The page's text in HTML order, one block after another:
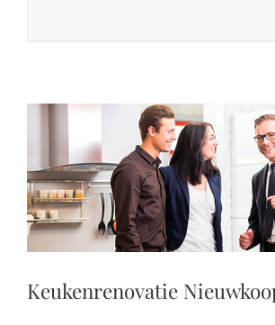
Keukenrenovatie